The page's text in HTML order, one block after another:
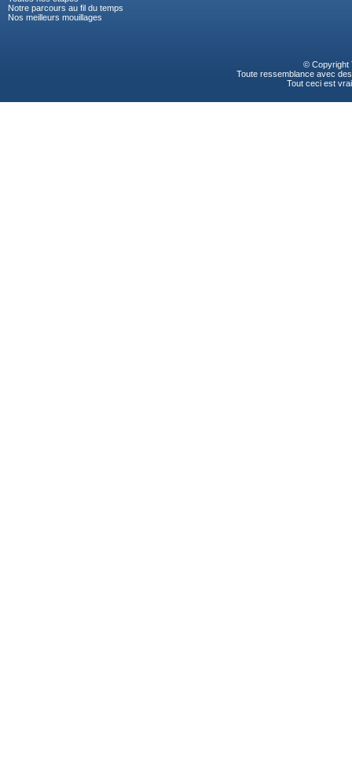
Notre parcours au fil du temps
Nos meilleurs mouillages
© Copyright
Toute ressemblance avec
Tout ceci est